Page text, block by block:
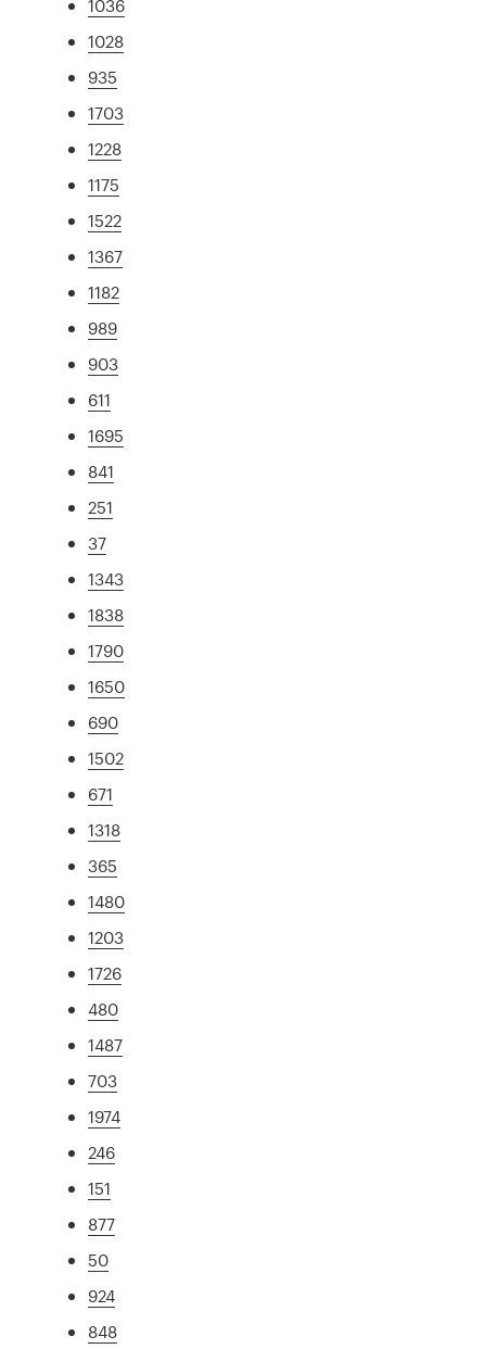
1036
1028
935
1703
1228
1175
1522
1367
1182
989
903
611
1695
841
251
37
1343
1838
1790
1650
690
1502
671
1318
365
1480
1203
1726
480
1487
703
1974
246
151
877
50
924
848